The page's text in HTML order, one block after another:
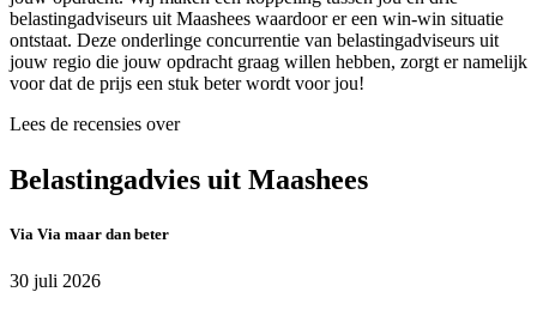
belastingadviseurs uit Maashees waardoor er een win-win situatie
ontstaat. Deze onderlinge concurrentie van belastingadviseurs uit
jouw regio die jouw opdracht graag willen hebben, zorgt er namelijk
voor dat de prijs een stuk beter wordt voor jou!
Lees de recensies over
Belastingadvies uit Maashees
Via Via maar dan beter
30 juli 2026